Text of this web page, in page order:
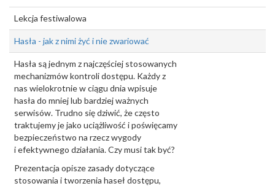
Lekcja festiwalowa
Hasła - jak z nimi żyć i nie zwariować
Hasła są jednym z najczęściej stosowanych
mechanizmów kontroli dostępu. Każdy z
nas wielokrotnie w ciągu dnia wpisuje
hasła do mniej lub bardziej ważnych
serwisów. Trudno się dziwić, że często
traktujemy je jako uciążliwość i poświęcamy
bezpieczeństwo na rzecz wygody
i efektywnego działania. Czy musi tak być?
Prezentacja opisze zasady dotyczące
stosowania i tworzenia haseł dostępu,